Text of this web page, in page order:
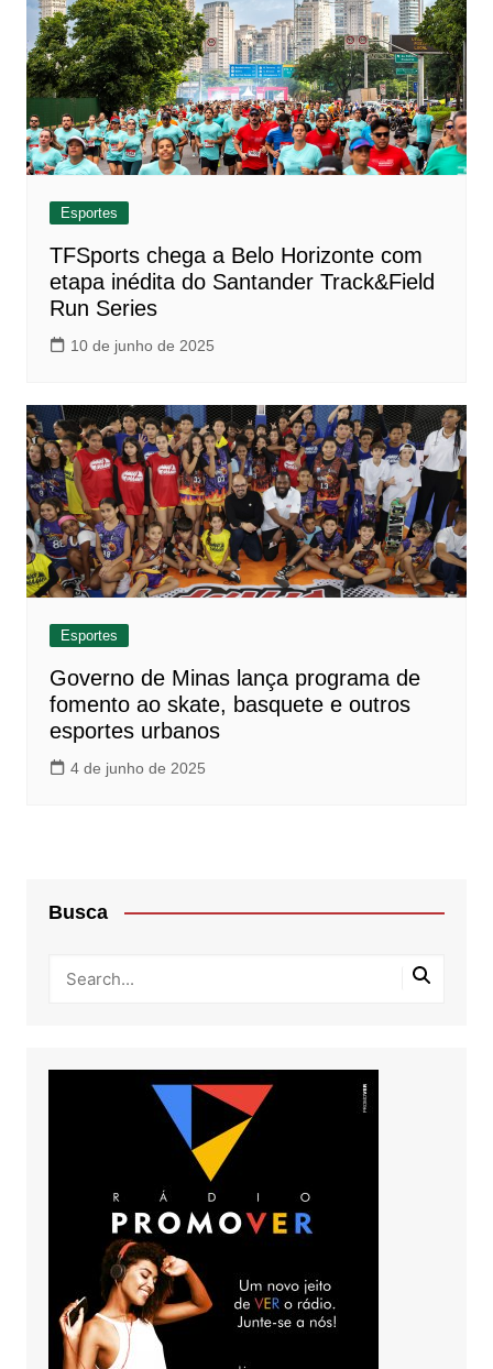
Esportes
TFSports chega a Belo Horizonte com
etapa inédita do Santander Track&Field
Run Series
10 de junho de 2025
Esportes
Governo de Minas lança programa de
fomento ao skate, basquete e outros
esportes urbanos
4 de junho de 2025
Busca